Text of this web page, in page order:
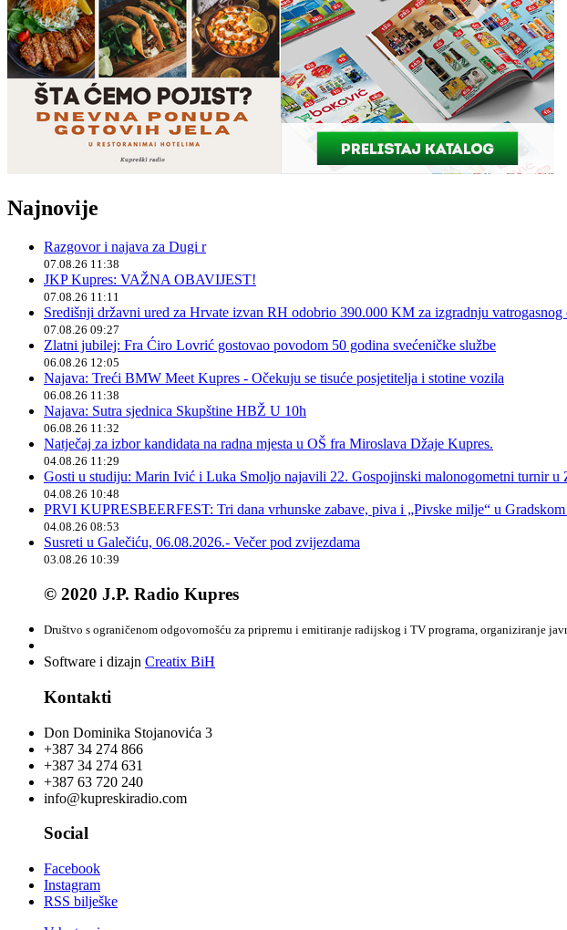
Najnovije
Razgovor i najava za Dugi r
07.08.26 11:38
JKP Kupres: VAŽNA OBAVIJEST!
07.08.26 11:11
Središnji državni ured za Hrvate izvan RH odobrio 390.000 KM za izgradnju vatrogasnog
07.08.26 09:27
Zlatni jubilej: Fra Ćiro Lovrić gostovao povodom 50 godina svećeničke službe
06.08.26 12:05
Najava: Treći BMW Meet Kupres - Očekuju se tisuće posjetitelja i stotine vozila
06.08.26 11:38
Najava: Sutra sjednica Skupštine HBŽ U 10h
06.08.26 11:32
Natječaj za izbor kandidata na radna mjesta u OŠ fra Miroslava Džaje Kupres.
04.08.26 11:29
Gosti u studiju: Marin Ivić i Luka Smoljo najavili 22. Gospojinski malonogometni turnir u
04.08.26 10:48
PRVI KUPRESBEERFEST: Tri dana vrhunske zabave, piva i „Pivske milje“ u
04.08.26 08:53
Susreti u Galečiću, 06.08.2026.- Večer pod zvijezdama
03.08.26 10:39
© 2020 J.P. Radio Kupres
Društvo s ograničenom odgovornošću za pripremu i emitiranje radijskog i TV programa, organiziranje
Software i dizajn Creatix BiH
Kontakti
Don Dominika Stojanovića 3
+387 34 274 866
+387 34 274 631
+387 63 720 240
info@kupreskiradio.com
Social
Facebook
Instagram
RSS bilješke